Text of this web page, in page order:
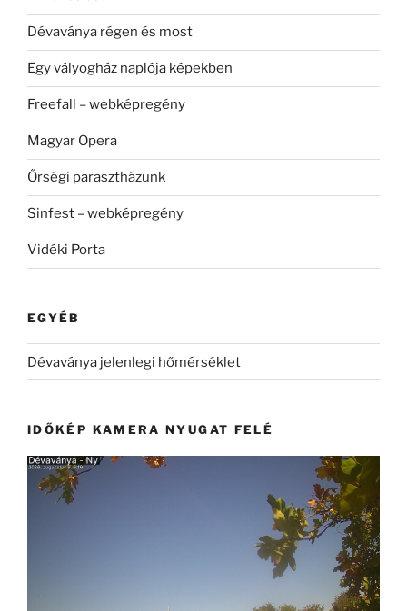
Dévaványa régen és most
Egy vályogház naplója képekben
Freefall – webképregény
Magyar Opera
Őrségi parasztházunk
Sinfest – webképregény
Vidéki Porta
EGYÉB
Dévaványa jelenlegi hőmérséklet
IDŐKÉP KAMERA NYUGAT FELÉ